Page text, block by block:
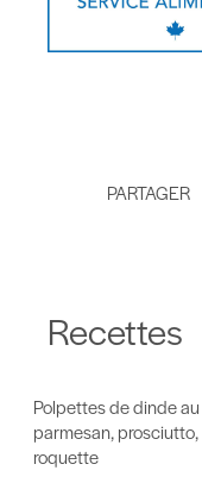
PARTAGER
Recettes
Polpettes de dinde au
parmesan, prosciutto,
roquette